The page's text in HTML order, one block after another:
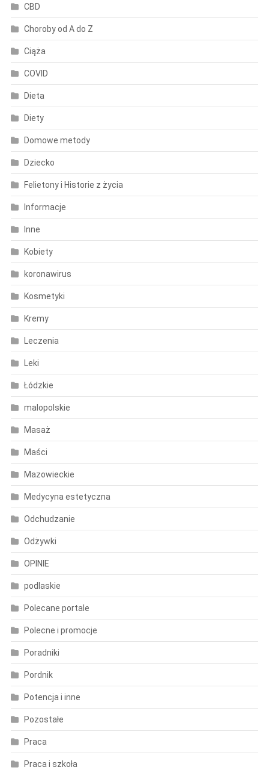
CBD
Choroby od A do Z
Ciąża
COVID
Dieta
Diety
Domowe metody
Dziecko
Felietony i Historie z życia
Informacje
Inne
Kobiety
koronawirus
Kosmetyki
Kremy
Leczenia
Leki
Łódzkie
malopolskie
Masaż
Maści
Mazowieckie
Medycyna estetyczna
Odchudzanie
Odżywki
OPINIE
podlaskie
Polecane portale
Polecne i promocje
Poradniki
Pordnik
Potencja i inne
Pozostałe
Praca
Praca i szkoła